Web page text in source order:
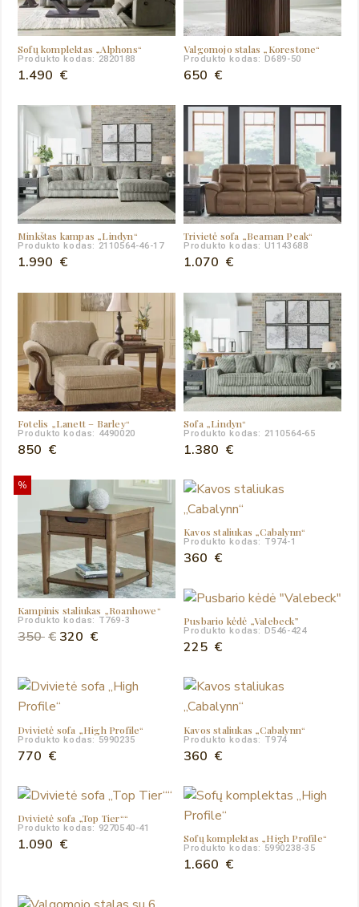
Sofų komplektas „Alphons“
Produkto kodas: 2820188
1.490 €
Valgomojo stalas „Korestone“
Produkto kodas: D689-50
650 €
Minkštas kampas „Lindyn“
Produkto kodas: 2110564-46-17
1.990 €
Trivietė sofa „Beaman Peak“
Produkto kodas: U1143688
1.070 €
Fotelis „Lanett – Barley“
Produkto kodas: 4490020
850 €
Sofa „Lindyn“
Produkto kodas: 2110564-65
1.380 €
%
Kampinis staliukas „Roanhowe“
Produkto kodas: T769-3
350€ Original
was:
350 €.
320 €Current
320 €.
Kavos staliukas „Cabalynn“
Produkto kodas: T974-1
360 €
Pusbario kėdė „Valebeck”
Produkto kodas: D546-424
225 €
Dvivietė sofa „High Profile“
Produkto kodas: 5990235
770 €
Kavos staliukas „Cabalynn“
Produkto kodas: T974
360 €
Dvivietė sofa „Top Tier““
Produkto kodas: 9270540-41
1.090 € Sofų komplektas „High Profile“
Produkto kodas: 5990238-35
1.660 €